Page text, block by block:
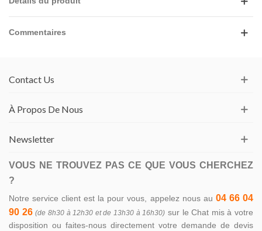
Commentaires
Contact Us
À Propos De Nous
Newsletter
VOUS NE TROUVEZ PAS CE QUE VOUS CHERCHEZ
?
Notre service client est la pour vous, appelez nous au 04 66 04
90 26 (de 8h30 à 12h30 et de 13h30 à 16h30) sur le Chat mis à votre
disposition ou faites-nous directement votre demande de devis